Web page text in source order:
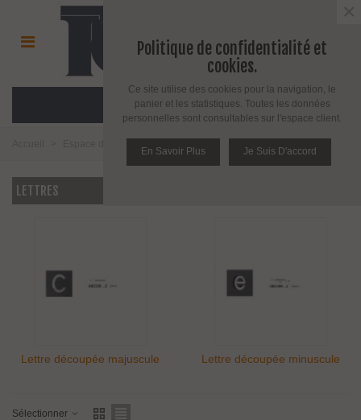
MENU
LETTRES
Lettre découpée majuscule Lettre découpée minuscule
Sélectionner
Politique de confidentialité et
cookies.
Ce site utilise des cookies pour la navigation, le
panier et les statistiques. Toutes les données
personnelles sont consultables sur l'espace client.
En Savoir Plus Je Suis D'accord